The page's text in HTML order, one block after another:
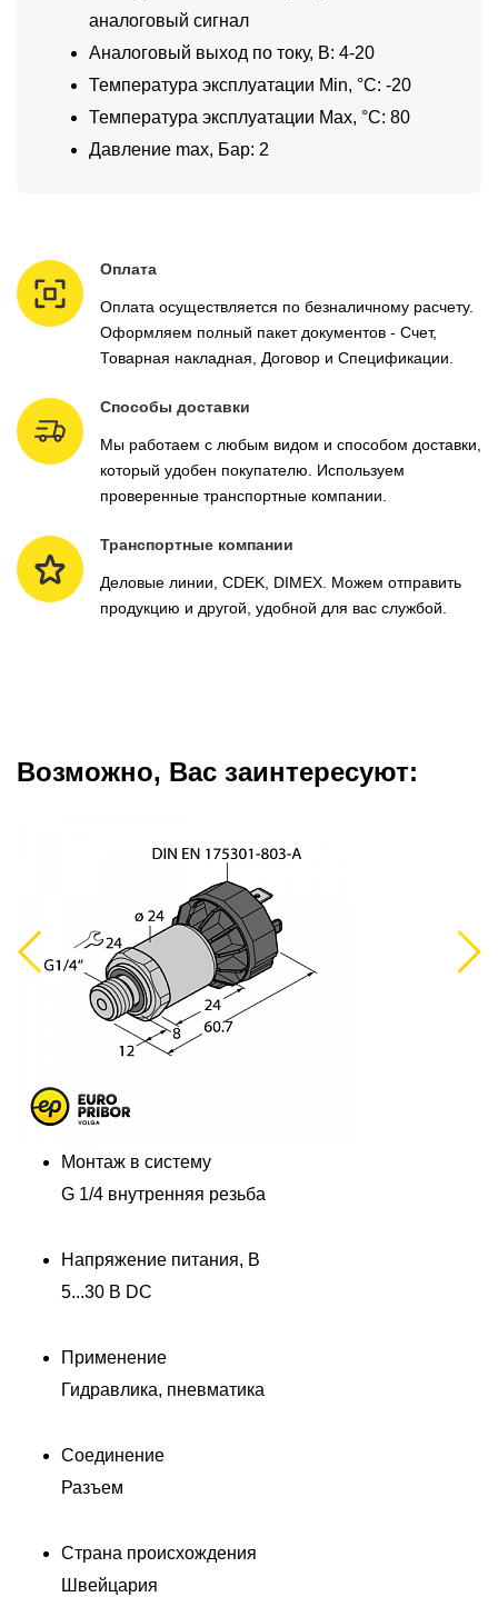
аналоговый сигнал
Аналоговый выход по току, В: 4-20
Температура эксплуатации Min, °C: -20
Температура эксплуатации Max, °C: 80
Давление max, Бар: 2
Оплата
Оплата осуществляется по безналичному расчету.
Оформляем полный пакет документов - Счет,
Товарная накладная, Договор и Спецификации.
Способы доставки
Мы работаем с любым видом и способом доставки,
который удобен покупателю. Используем
проверенные транспортные компании.
Транспортные компании
Деловые линии, CDEK, DIMEX. Можем отправить
продукцию и другой, удобной для вас службой.
Возможно, Вас заинтересуют:
Previous
Монтаж в систему
G 1/4 внутренняя резьба
Напряжение питания, В
5...30 В DC
Применение
Гидравлика, пневматика
Соединение
Разъем
Страна происхождения
Швейцария
Next